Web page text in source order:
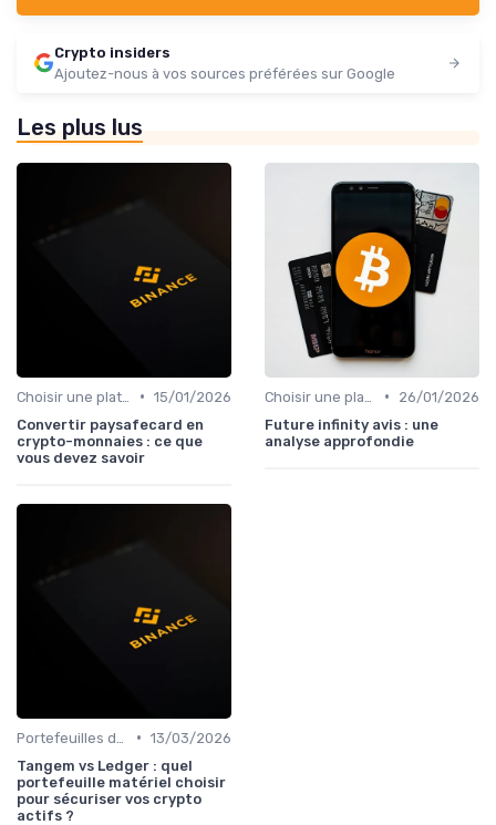
Crypto insiders
Ajoutez-nous à vos sources préférées sur Google
Les plus lus
• 15/01/2026
Convertir paysafecard en
crypto-monnaies : ce que
vous devez savoir
•
26/01/2026
Future infinity avis : une
analyse approfondie
• 13/03/2026
Tangem vs Ledger : quel
portefeuille matériel choisir
pour sécuriser vos crypto
actifs ?